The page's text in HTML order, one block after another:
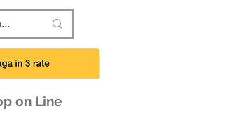
on Line